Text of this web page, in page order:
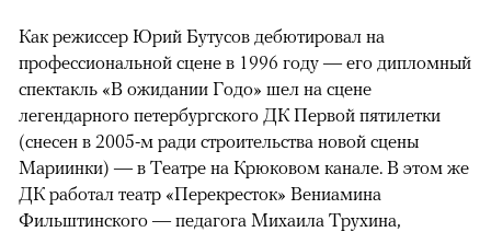
Как режиссер Юрий Бутусов дебютировал на
профессиональной сцене в 1996 году — его дипломный
спектакль «В ожидании Годо» шел на сцене
легендарного петербургского ДК Первой пятилетки
(снесен в 2005-м ради строительства новой сцены
Мариинки) — в Театре на Крюковом канале. В этом же
ДК работал театр «Перекресток» Вениамина
Фильштинского — педагога Михаила Трухина,